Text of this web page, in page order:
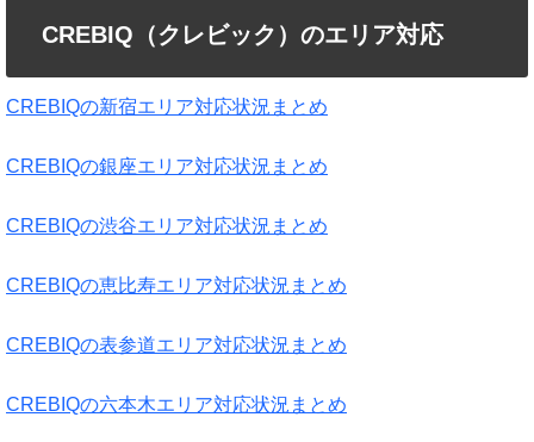
CREBIQ（クレビック）のエリア対応
CREBIQの新宿エリア対応状況まとめ
CREBIQの銀座エリア対応状況まとめ
CREBIQの渋谷エリア対応状況まとめ
CREBIQの恵比寿エリア対応状況まとめ
CREBIQの表参道エリア対応状況まとめ
CREBIQの六本木エリア対応状況まとめ